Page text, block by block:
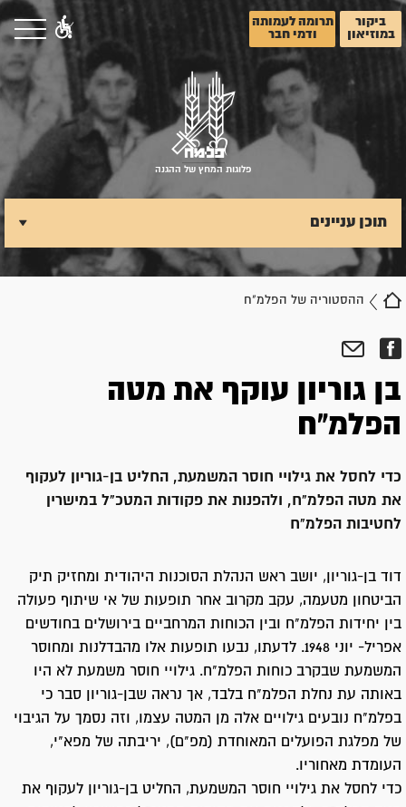
ביקור
במוזיאון
תרומה לעמותה
ודמי חבר
פלוגות המחץ של ההגנה
ההסטוריה של הפלמ"ח
תוכן עניינים
בן גוריון עוקף את מטה
הפלמ"ח
כדי לחסל את גילויי חוסר המשמעת, החליט בן-גוריון לעקוף
את מטה הפלמ"ח, ולהפנות את פקודות המטכ"ל במישרין
לחטיבות הפלמ"ח
דוד בן-גוריון, יושב ראש הנהלת הסוכנות היהודית ומחזיק תיק
הביטחון מטעמה, עקב מקרוב אחר תופעות של אי שיתוף פעולה
בין יחידות הפלמ"ח ובין הכוחות המרחביים בירושלים בחודשים
אפריל- יוני 1948. לדעתו, נבעו תופעות אלו מהבדלנות ומחוסר
המשמעת שבקרב כוחות הפלמ"ח. גילויי חוסר משמעת לא היו
באותה עת נחלת הפלמ"ח בלבד, אך נראה שבן-גוריון סבר כי
בפלמ"ח נובעים גילויים אלה מן המטה עצמו, וזה נסמך על הגיבוי
של מפלגת הפועלים המאוחדת (מפ"ם), יריבתה של מפא"י,
העומדת מאחוריו.
כדי לחסל את גילויי חוסר המשמעת, החליט בן-גוריון לעקוף את